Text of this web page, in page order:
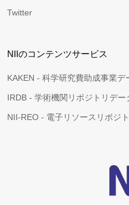
Twitter
NIIのコンテンツサービス
KAKEN - 科学研究費助成事業デ
IRDB - 学術機関リポジトリデー
NII-REO - 電子リソースリポジ